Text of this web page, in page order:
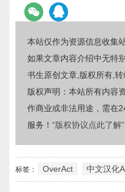
本站仅作为资源信息收集
如果文章内容介绍中无特
书生原创文章,版权所有,转
版权声明：本站所有内容
作商业或非法用途，需在
服务！ “版权协议点此了解”
标签： OverAct 中文汉化